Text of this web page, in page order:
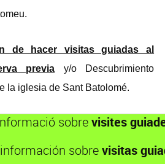
de hacer visitas guiadas al
previa y/o Descubrimiento
la iglesia de Sant Batolomé.
sobrevisites
sobrevisitas